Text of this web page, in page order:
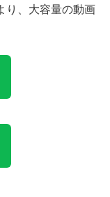
り、大容量の動画